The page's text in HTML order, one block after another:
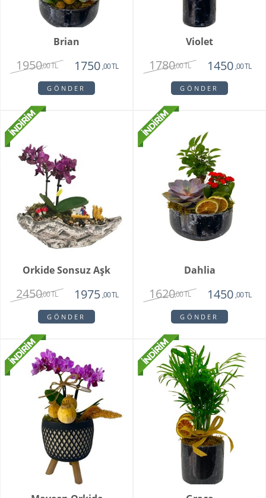
Brian
1950,00 TL 1750 ,00 TL
GÖNDER
Violet
1780,00 TL 1450 ,00 TL
GÖNDER
Orkide Sonsuz Aşk
2450,00 TL 1975 ,00 TL
GÖNDER
Dahlia
1620,00 TL 1450 ,00 TL
GÖNDER